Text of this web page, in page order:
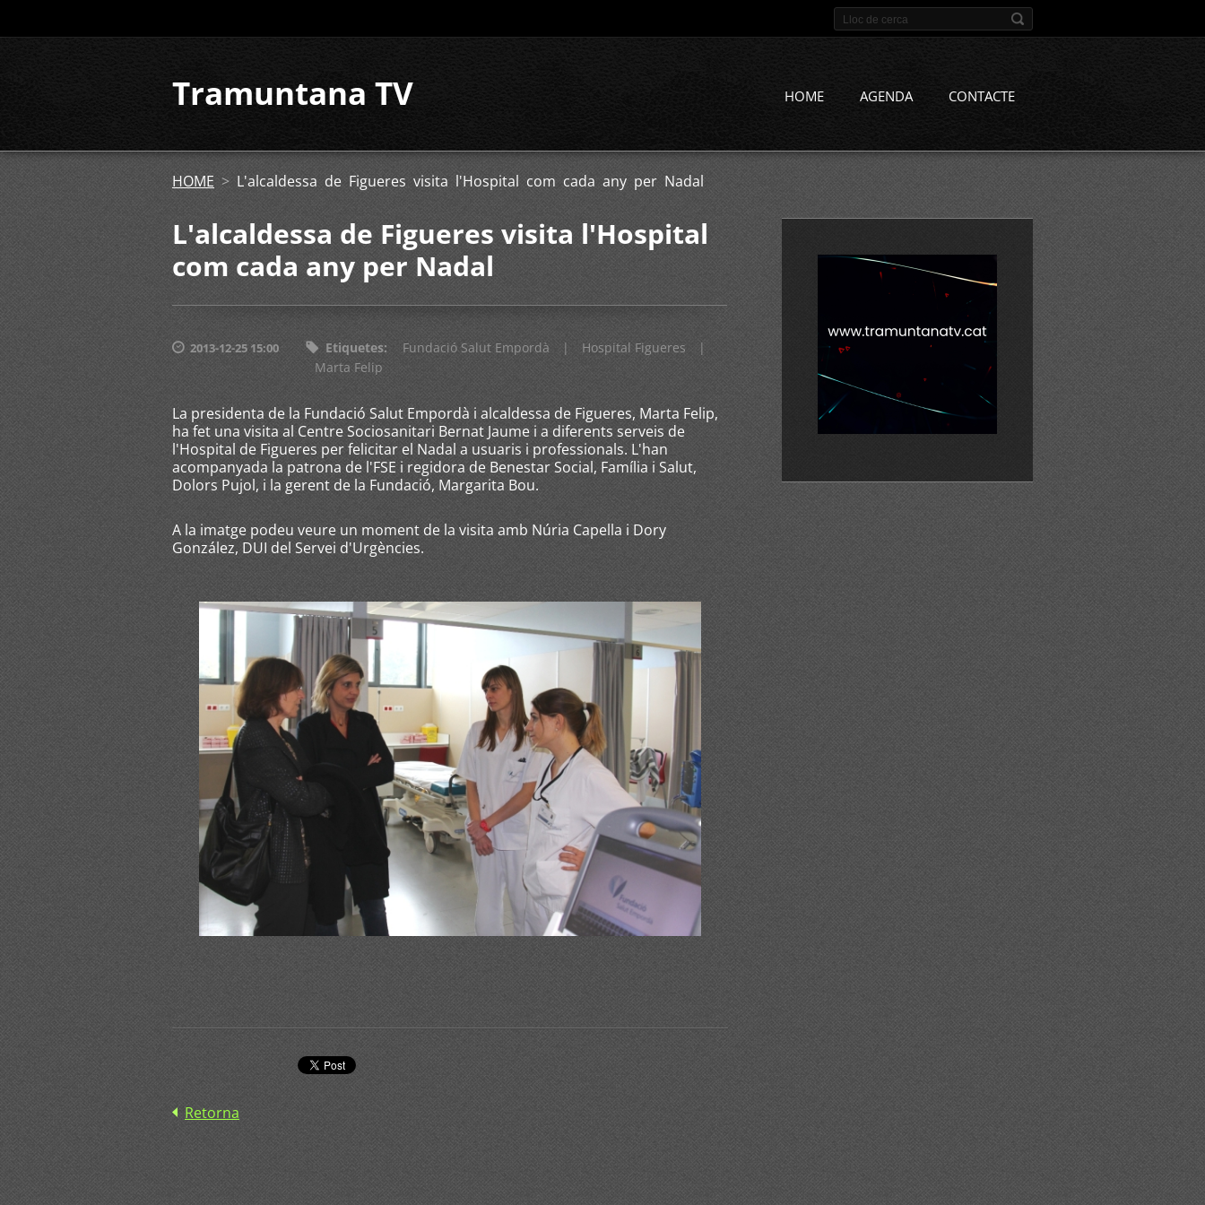
Tramuntana TV HOME AGENDA CONTACTE
HOME > L'alcaldessa de Figueres visita l'Hospital com cada any per Nadal
L'alcaldessa de Figueres visita l'Hospital
com cada any per Nadal
2013-12-25 15:00 Etiquetes: Fundació Salut Empordà | Hospital Figueres
|
Marta Felip
La presidenta de la Fundació Salut Empordà i alcaldessa de Figueres, Marta Felip,
ha fet una visita al Centre Sociosanitari Bernat Jaume i a diferents serveis de
l'Hospital de Figueres per felicitar el Nadal a usuaris i professionals. L'han
acompanyada la patrona de l'FSE i regidora de Benestar Social, Família i Salut,
Dolors Pujol, i la gerent de la Fundació, Margarita Bou.
A la imatge podeu veure un moment de la visita amb Núria Capella i Dory
González, DUI del Servei d'Urgències.
Retorna